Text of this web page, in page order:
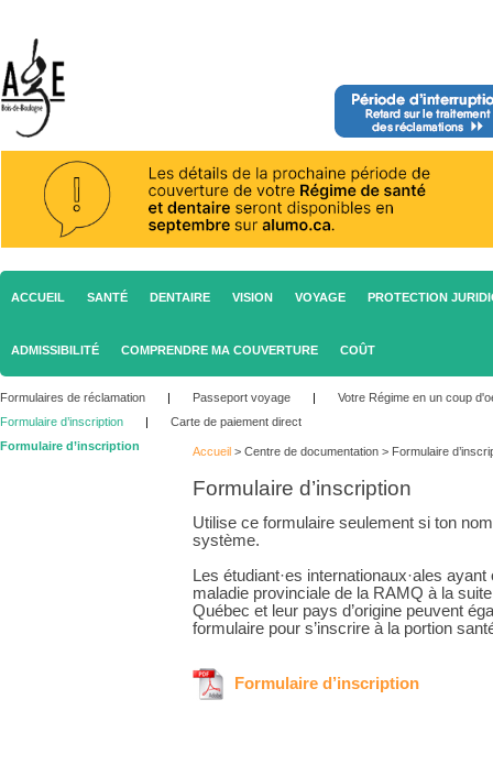
ACCUEIL SANTÉ DENTAIRE VISION VOYAGE PROTECTION
ADMISSIBILITÉ COMPRENDRE MA COUVERTURE COÛT
Formulaires de réclamation | Passeport voyage |
Votre Régime en un coup
Formulaire d’inscription
|
Carte de paiement direct
Formulaire d’inscription
Accueil > Centre de documentation > Formulaire
Formulaire d’inscription
Utilise ce formulaire seulement si ton
système.
Les étudiant·es internationaux·ales
maladie provinciale de la RAMQ à la
Québec et leur pays d’origine peuvent
formulaire pour s’inscrire à la portion
Formulaire d’inscription